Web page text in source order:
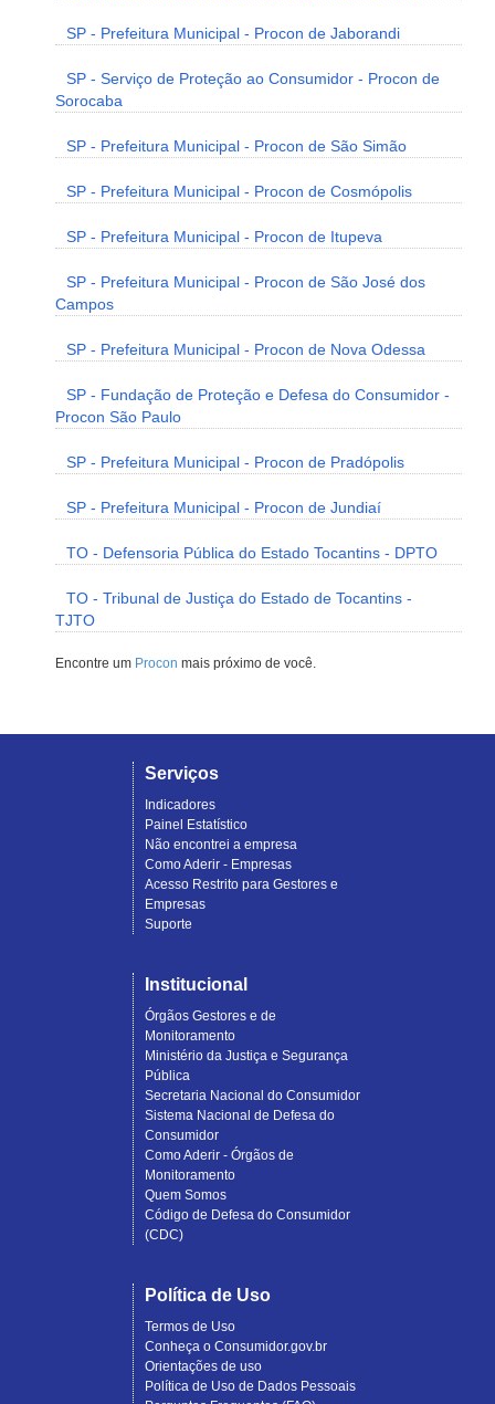
SP - Prefeitura Municipal - Procon de Jaborandi
SP - Serviço de Proteção ao Consumidor - Procon de
Sorocaba
SP - Prefeitura Municipal - Procon de São Simão
SP - Prefeitura Municipal - Procon de Cosmópolis
SP - Prefeitura Municipal - Procon de Itupeva
SP - Prefeitura Municipal - Procon de São José dos
Campos
SP - Prefeitura Municipal - Procon de Nova Odessa
SP - Fundação de Proteção e Defesa do Consumidor -
Procon São Paulo
SP - Prefeitura Municipal - Procon de Pradópolis
SP - Prefeitura Municipal - Procon de Jundiaí
TO - Defensoria Pública do Estado Tocantins - DPTO
TO - Tribunal de Justiça do Estado de Tocantins -
TJTO
Encontre um Procon mais próximo de você.
Serviços
Indicadores
Painel Estatístico
Não encontrei a empresa
Como Aderir - Empresas
Acesso Restrito para Gestores e
Empresas
Suporte
Institucional
Órgãos Gestores e de
Monitoramento
Ministério da Justiça e Segurança
Pública
Secretaria Nacional do Consumidor
Sistema Nacional de Defesa do
Consumidor
Como Aderir - Órgãos de
Monitoramento
Quem Somos
Código de Defesa do Consumidor
(CDC)
Política de Uso
Termos de Uso
Conheça o Consumidor.gov.br
Orientações de uso
Política de Uso de Dados Pessoais